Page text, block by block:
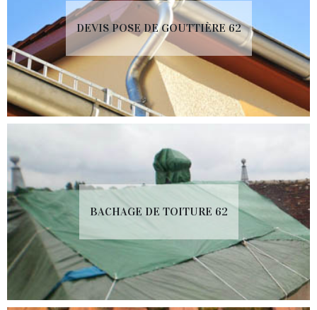
DEVIS POSE DE GOUTTIÈRE 62
BACHAGE DE TOITURE 62